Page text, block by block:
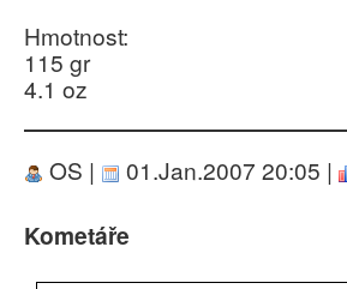
Hmotnost:
115 gr
4.1 oz
OS | 01.Jan.2007 20:05 |
Kometáře